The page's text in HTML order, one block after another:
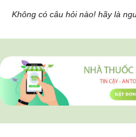
Không có câu hỏi nào! hãy là